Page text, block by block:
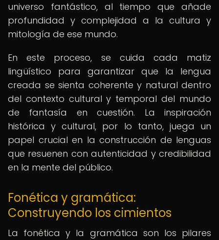
universo fantástico, al tiempo que añade
profundidad y complejidad a la cultura y
mitología de ese mundo.
En este proceso, se cuida cada matiz
lingüístico para garantizar que la lengua
creada se sienta coherente y natural dentro
del contexto cultural y temporal del mundo
de fantasía en cuestión. La inspiración
histórica y cultural, por lo tanto, juega un
papel crucial en la construcción de lenguas
que resuenen con autenticidad y credibilidad
en la mente del público.
Fonética y gramática:
Construyendo los cimientos
La fonética y la gramática son los pilares